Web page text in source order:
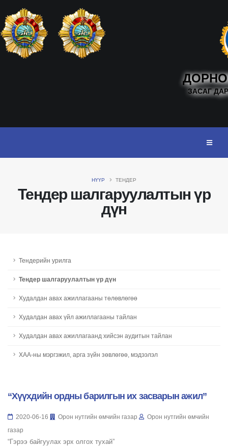
ЗАСАГ
НҮҮР ТЕНДЕР
Тендер шалгаруулалтын үр
дүн
Тендерийн урилга
Тендер шалгаруулалтын үр дүн
Худалдан авах ажиллагааны төлөвлөгөө
Худалдан авах үйл ажиллагааны тайлан
Худалдан авах ажиллагаанд хийсэн аудитын тайлан
ХАА-ны мэргэжил, арга зүйн зөвлөгөө, мэдээлэл
“Хүүхдийн ордны барилгын их засварын ажил”
2020-06-16 Орон нутгийн өмчийн газар
Орон нутгийн өмчийн
газар
“Гэрээ байгуулах эрх олгох тухай”